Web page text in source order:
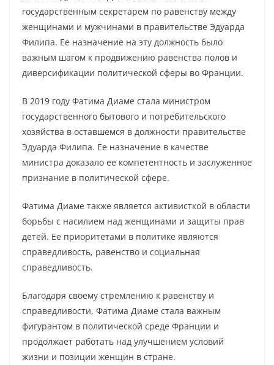
государственным секретарем по равенству между
женщинами и мужчинами в правительстве Эдуарда
Филипа. Ее назначение на эту должность было
важным шагом к продвижению равенства полов и
диверсификации политической сферы во Франции.
В 2019 году Фатима Диаме стала министром
государственного бытового и потребительского
хозяйства в оставшемся в должности правительстве
Эдуарда Филипа. Ее назначение в качестве
министра доказало ее компетентность и заслуженное
признание в политической сфере.
Фатима Диаме также является активисткой в области
борьбы с насилием над женщинами и защиты прав
детей. Ее приоритетами в политике являются
справедливость, равенство и социальная
справедливость.
Благодаря своему стремлению к равенству и
справедливости, Фатима Диаме стала важным
фигурантом в политической среде Франции и
продолжает работать над улучшением условий
жизни и позиции женщин в стране.